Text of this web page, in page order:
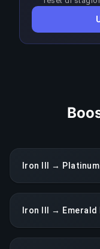
rendimento
riassegnazione
Iron III → Platinum
Iron III → Emerald